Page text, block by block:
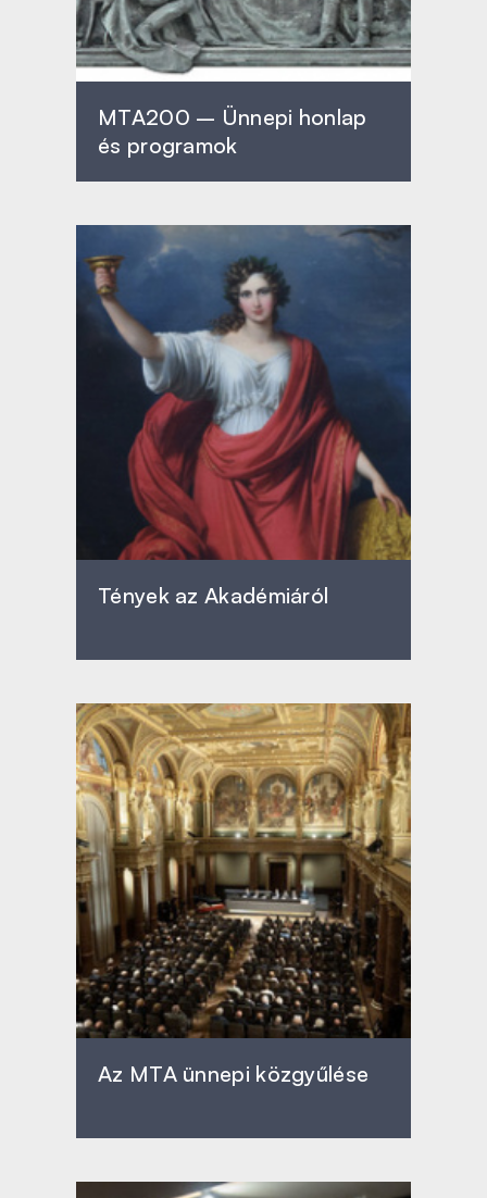
MTA200 – Ünnepi honlap
és programok
Tények az Akadémiáról
Az MTA ünnepi közgyűlése